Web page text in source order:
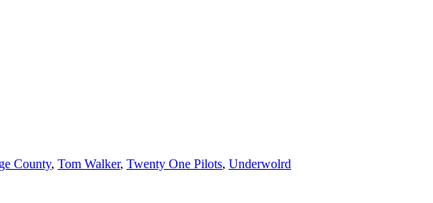
County, Tom Walker, Twenty One Pilots, Underwolrd